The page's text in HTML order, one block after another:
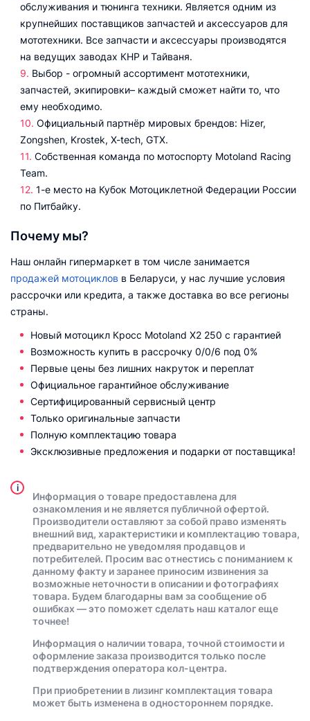
обслуживания и тюнинга техники. Является одним из
крупнейших поставщиков запчастей и аксессуаров для
мототехники. Все запчасти и аксессуары производятся
на ведущих заводах КНР и Тайваня.
Выбор - огромный ассортимент мототехники,
запчастей, экипировки– каждый сможет найти то, что
ему необходимо.
Официальный партнёр мировых брендов: Hizer,
Zongshen, Krostek, X-tech, GTX.
Собственная команда по мотоспорту Motoland Racing
Team.
1-е место на Кубок Мотоциклетной Федерации России
по Питбайку.
Почему мы?
Наш онлайн гипермаркет в том числе занимается
продажей мотоциклов в Беларуси, у нас лучшие условия
рассрочки или кредита, а также доставка во все регионы
страны.
Новый мотоцикл Кросс Motoland X2 250 с гарантией
Возможность купить в рассрочку 0/0/6 под 0%
Первые цены без лишних накруток и переплат
Официальное гарантийное обслуживание
Сертифицированный сервисный центр
Только оригинальные запчасти
Полную комплектацию товара
Эксклюзивные предложения и подарки от поставщика!
i
Информация о товаре предоставлена для
ознакомления и не является публичной офертой.
Производители оставляют за собой право изменять
внешний вид, характеристики и комплектацию товара,
предварительно не уведомляя продавцов и
потребителей. Просим вас отнестись с пониманием к
данному факту и заранее приносим извинения за
возможные неточности в описании и фотографиях
товара. Будем благодарны вам за сообщение об
ошибках — это поможет сделать наш каталог еще
точнее!
Информация о наличии товара, точной стоимости и
оформление заказа производится только после
подтверждения оператора кол-центра.
При приобретении в лизинг комплектация товара
может быть изменена в одностороннем порядке.